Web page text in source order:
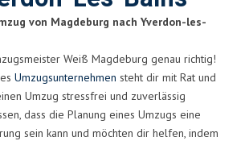
von Magdeburg nach Yverdon-les-
Weiß Magdeburg genau richtig!
Umzugsunternehmen steht dir mit Rat und
Umzug stressfrei und zuverlässig
dass die Planung eines Umzugs eine
sein kann und möchten dir helfen, indem